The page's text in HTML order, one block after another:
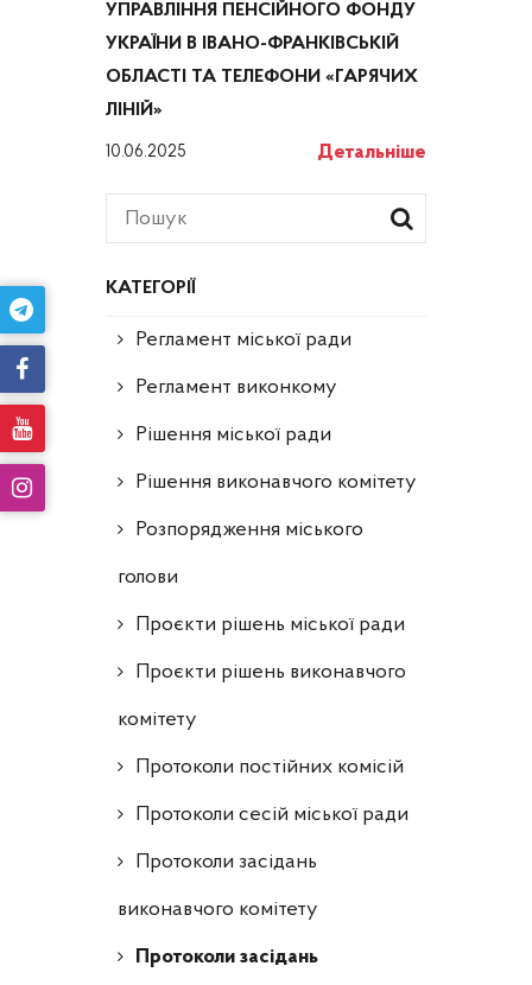
КАТЕГОРІЇ
Регламент міської ради
Регламент виконкому
Рішення міської ради
Рішення виконавчого комітету
Розпорядження міського
голови
Проєкти рішень міської ради
Проєкти рішень виконавчого
комітету
Протоколи постійних комісій
Протоколи сесій міської ради
Протоколи засідань
виконавчого комітету
Протоколи засідань
УПРАВЛІННЯ ПЕНСІЙНОГО ФОНДУ
УКРАЇНИ В ІВАНО-ФРАНКІВСЬКІЙ
ОБЛАСТІ ТА ТЕЛЕФОНИ «ГАРЯЧИХ
ЛІНІЙ»
10.06.2025 Детальніше